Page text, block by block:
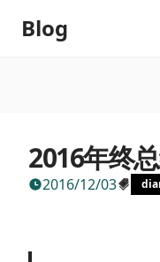
Blog
2016年终
2016/12/03